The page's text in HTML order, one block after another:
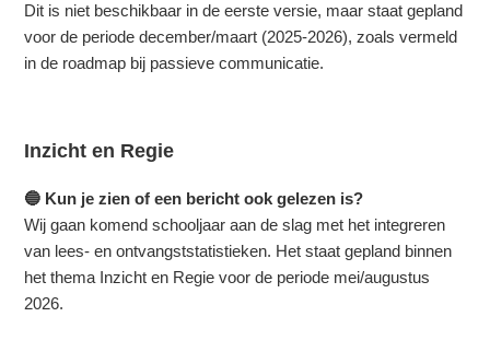
Dit is niet beschikbaar in de eerste versie, maar staat gepland
voor de periode december/maart (2025-2026), zoals vermeld
in de roadmap bij passieve communicatie.
Inzicht en Regie
🔵 Kun je zien of een bericht ook gelezen is?
Wij gaan komend schooljaar aan de slag met het integreren
van lees- en ontvangststatistieken. Het staat gepland binnen
het thema Inzicht en Regie voor de periode mei/augustus
2026.